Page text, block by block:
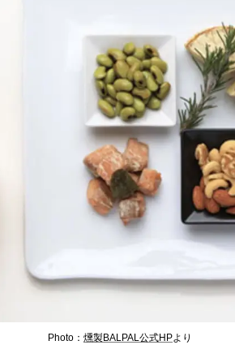
Photo： 燻製BALPAL公式HPより